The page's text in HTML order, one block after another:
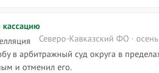
Северо-Кавказский ФО ·
в арбитражный суд округа в
и отменил его.